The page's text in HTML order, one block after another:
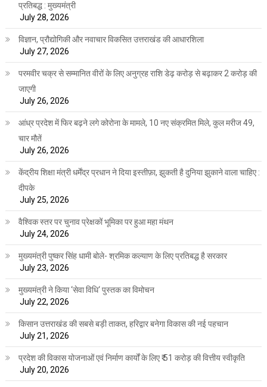
प्रतिबद्ध : मुख्यमंत्री
July 28, 2026
विज्ञान, प्रौद्योगिकी और नवाचार विकसित उत्तराखंड की आधारशिला
July 27, 2026
परमवीर चक्र से सम्मानित वीरों के लिए अनुग्रह राशि डेढ़ करोड़ से बढ़ाकर 2 करोड़ की
जाएगी
July 26, 2026
आंध्र प्रदेश में फिर बढ़ने लगे कोरोना के मामले, 10 नए संक्रमित मिले, कुल मरीज 49,
चार मौतें
July 26, 2026
केंद्रीय शिक्षा मंत्री धर्मेंद्र प्रधान ने दिया इस्तीफ़ा, झुकती है दुनिया झुकाने वाला चाहिए :
दीपके
July 25, 2026
वैश्विक स्तर पर चुनाव प्रेक्षकों भूमिका पर हुआ महा मंथन
July 24, 2026
मुख्यमंत्री पुष्कर सिंह धामी बोले- श्रमिक कल्याण के लिए प्रतिबद्ध है सरकार
July 23, 2026
मुख्यमंत्री ने किया ‘सेवा विधि‘ पुस्तक का विमोचन
July 22, 2026
किसान उत्तराखंड की सबसे बड़ी ताकत, हरिद्वार बनेगा विकास की नई पहचान
July 21, 2026
प्रदेश की विकास योजनाओं एवं निर्माण कार्यों के लिए ₹ 51 करोड़ की वित्तीय स्वीकृति
July 20, 2026